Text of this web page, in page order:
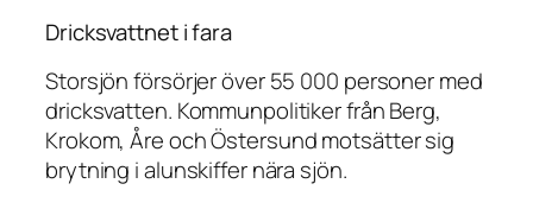
Dricksvattnet i fara
Storsjön försörjer över 55 000 personer med
dricksvatten. Kommunpolitiker från Berg,
Krokom, Åre och Östersund motsätter sig
brytning i alunskiffer nära sjön.